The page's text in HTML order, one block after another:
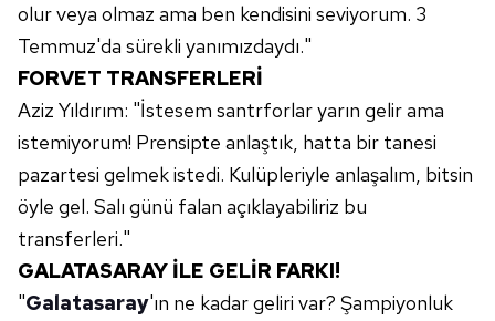
olur veya olmaz ama ben kendisini seviyorum. 3
Temmuz'da sürekli yanımızdaydı."
FORVET TRANSFERLERİ
Aziz Yıldırım: "İstesem santrforlar yarın gelir ama
istemiyorum! Prensipte anlaştık, hatta bir tanesi
pazartesi gelmek istedi. Kulüpleriyle anlaşalım, bitsin
öyle gel. Salı günü falan açıklayabiliriz bu
transferleri."
GALATASARAY İLE GELİR FARKI!
"Galatasaray'ın ne kadar geliri var? Şampiyonluk